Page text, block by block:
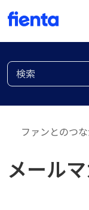
ファンとのつ
メール